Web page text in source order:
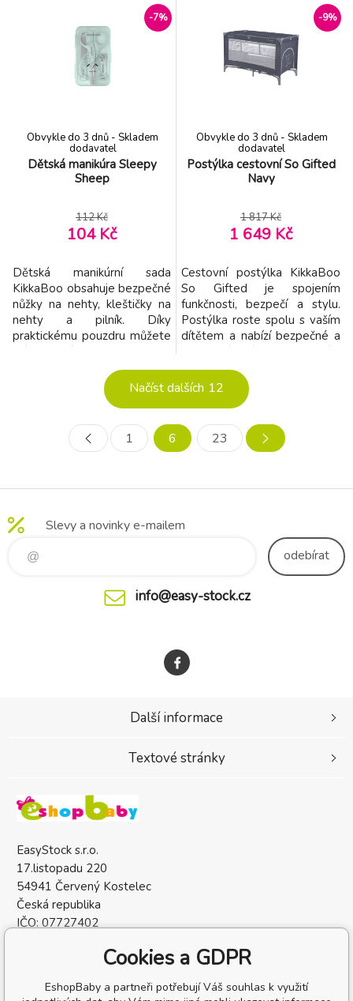
vlhčené ubrousky, kapsu na
zip a 3 malé kapsy na
drobnosti. Organizér se
snadno zapíná na suchý zip.
Složení: potah 100% bavlna,
Vhodné pro děti od narození.
-7%
Dětská manikúra Sleepy
Sheep
Obvykle do 3 dnů - Skladem
dodavatel
112 Kč
104 Kč
Dětská manikúrní sada
KikkaBoo obsahuje bezpečné
nůžky na nehty, kleštičky na
nehty a pilník. Díky
praktickému pouzdru můžete
Rozměry: 10,5 x 6,8 x 1,5 cm
Vhodné pro děti od narození.
-9%
Postýlka cestovní So Gifted
Navy
Obvykle do 3 dnů - Skladem
dodavatel
1 817 Kč
1 649 Kč
Cestovní postýlka KikkaBoo
So Gifted je spojením
funkčnosti, bezpečí a stylu.
Postýlka roste spolu s vaším
dítětem a nabízí bezpečné a
hraní od narození až do 3 let.
Díky dvěma úrovním spaní a
promyšleným detailům je
každodenní použití i
cestování. Perfektní pro
Načíst dalších 12
1 6 23
Slevy a novinky e-mailem
odebírat
info@easy-stock.cz
EasyStock s.r.o.
17.listopadu 220
54941 Červený Kostelec
Česká republika
IČO: 07727402
Další informace
Textové stránky
Cookies a GDPR
EshopBaby a partneři potřebují Váš souhlas k využití